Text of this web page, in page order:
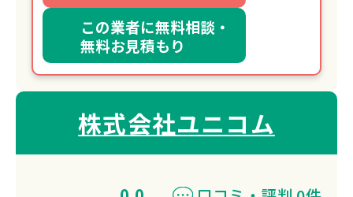
この業者に無料相談・
無料お見積もり
株式会社ユニコム